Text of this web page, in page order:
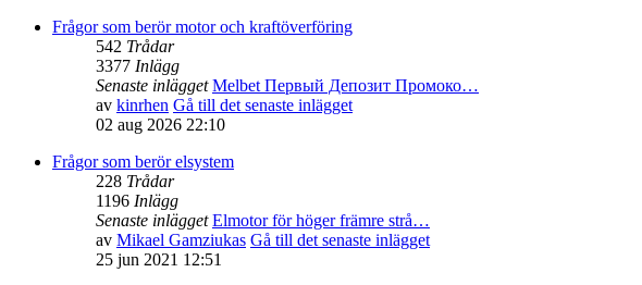
Frågor som berör motor och kraftöverföring
542 Trådar
3377 Inlägg
Senaste inlägget Melbet Первый Депозит Промоко…
av kinrhen Gå till det senaste inlägget
02 aug 2026 22:10
Frågor som berör elsystem
228 Trådar
1196 Inlägg
Senaste inlägget Elmotor för höger främre strå…
av Mikael Gamziukas Gå till det senaste inlägget
25 jun 2021 12:51